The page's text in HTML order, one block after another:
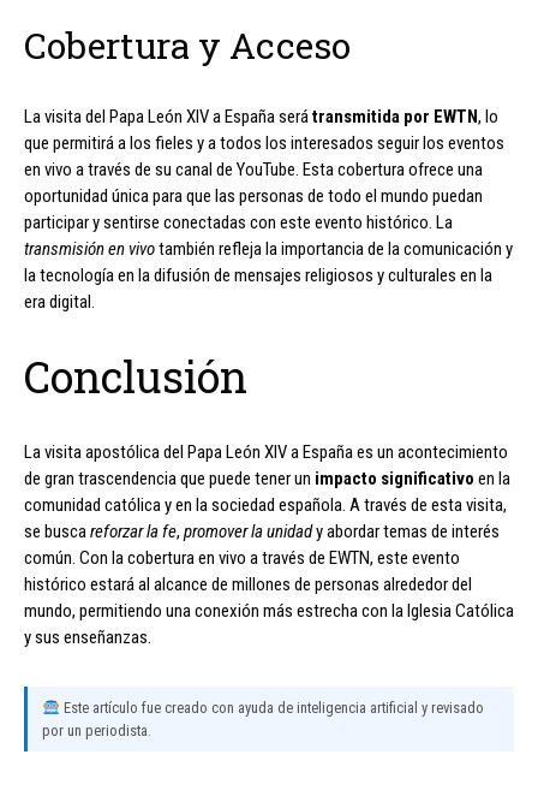
Cobertura y Acceso
La visita del Papa León XIV a España serátransmitida por EWTN, lo
que permitirá a los fieles y a todos los interesados seguir los eventos
en vivo a través de su canal de YouTube. Esta cobertura ofrece una
oportunidad única para que las personas de todo el mundo puedan
participar y sentirse conectadas con este evento histórico. La
transmisión en vivotambién refleja la importancia de la comunicación y
la tecnología en la difusión de mensajes religiosos y culturales en la
era digital.
Conclusión
La visita apostólica del Papa León XIV a España es un acontecimiento
de gran trascendencia que puede tener un impacto significativo en la
comunidad católica y en la sociedad española. A través de esta visita,
se buscareforzar la fe, promover la unidady abordar temas de interés
común. Con la cobertura en vivo a través de EWTN, este evento
histórico estará al alcance de millones de personas alrededor del
mundo, permitiendo una conexión más estrecha con la Iglesia Católica
y sus enseñanzas.
Este artículo fue creado con ayuda de inteligencia artificial y revisado
por un periodista.